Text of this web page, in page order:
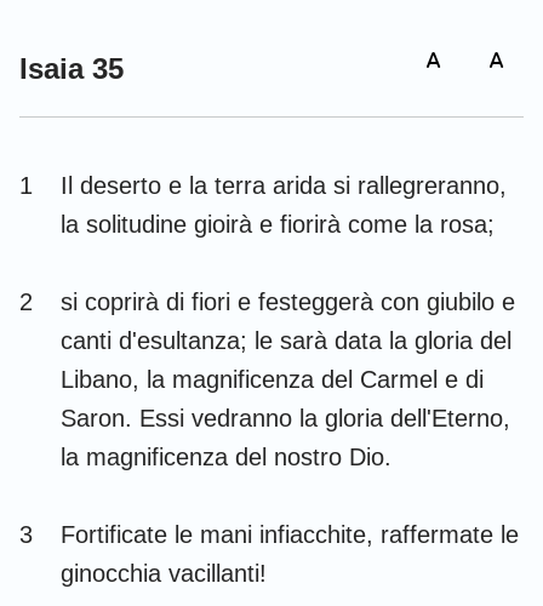
Ester Giobbe
Ecclesiaste Cantici
Isaia Geremia
Lamentazioni Ezechiele
Daniele Osea
Abdia
Isaia 35
1
Il deserto e la terra arida si rallegreranno,
la solitudine gioirà e fiorirà come la rosa;
2
si coprirà di fiori e festeggerà con giubilo e
canti d'esultanza; le sarà data la gloria del
Libano, la magnificenza del Carmel e di
Saron. Essi vedranno la gloria dell'Eterno,
la magnificenza del nostro Dio.
3
Fortificate le mani infiacchite, raffermate le
ginocchia vacillanti!